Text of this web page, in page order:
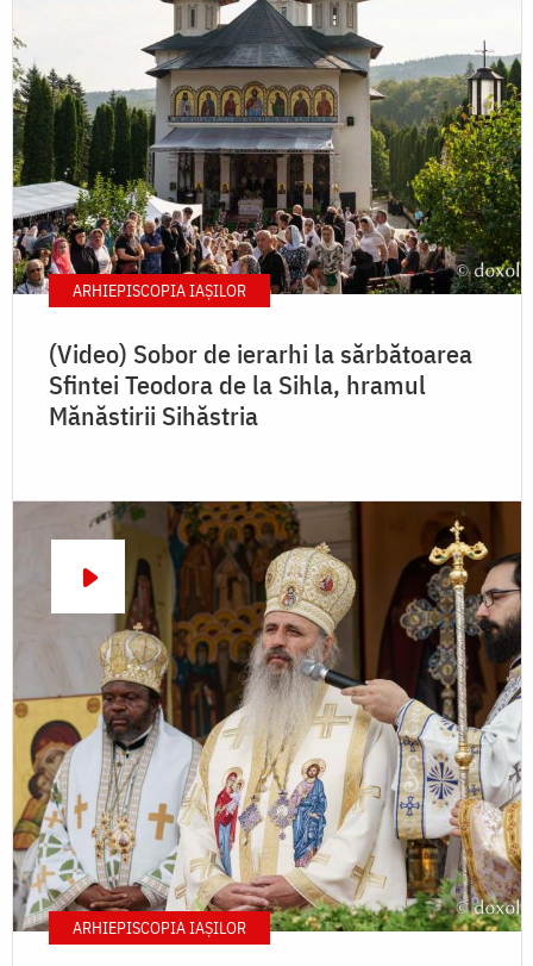
ARHIEPISCOPIA IAŞILOR
(Video) Sobor de ierarhi la sărbătoarea
Sfintei Teodora de la Sihla, hramul
Mănăstirii Sihăstria
ARHIEPISCOPIA IAŞILOR